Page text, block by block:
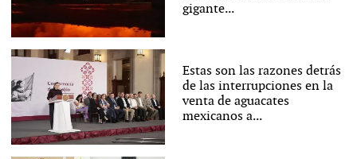
gigante...
Estas son las razones detrás
de las interrupciones en la
venta de aguacates
mexicanos a...